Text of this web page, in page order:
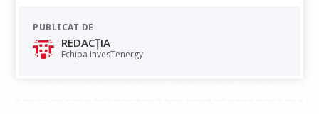
e
b
o
at
s
A dI
PUBLICAT DE
REDACȚIA
Echipa InvesTenergy